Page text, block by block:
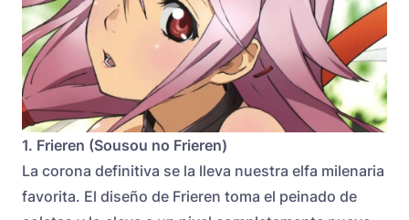
1. Frieren (Sousou no Frieren)
La corona definitiva se la lleva nuestra elfa milenaria
favorita. El diseño de Frieren toma el peinado de